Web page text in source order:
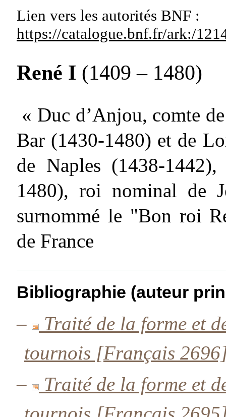
Lien vers les autorités BNF :
https://catalogue.bnf.fr/ark:/
René I (1409 – 1480)
« Duc d’Anjou, comte
Bar (1430-1480) et de
de Naples (1438-
1480), roi nominal de
surnommé le "Bon roi
de France
Bibliographie (auteur
–
Traité de la forme et
tournois [Français
–
Traité de la forme et